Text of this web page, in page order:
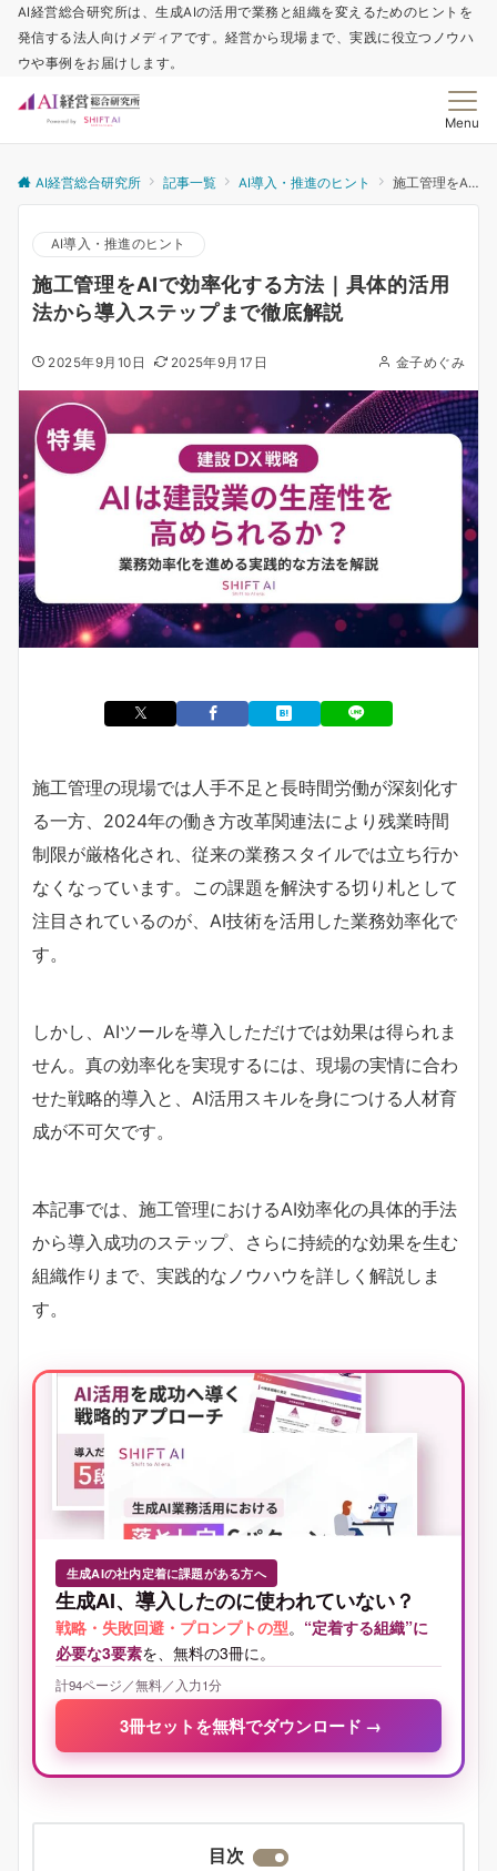
AI経営総合研究所は、生成AIの活用で業務と組織を変えるためのヒントを
発信する法人向けメディアです。経営から現場まで、実践に役立つノウハ
ウや事例をお届けします。
Menu
AI経営総合研究所 記事一覧 AI導入・推進のヒント 施工管理をAIで効率化する方法｜具体的活用法から導入ステップまで徹底解説
AI導入・推進のヒント
施工管理をAIで効率化する方法｜具体的活用
法から導入ステップまで徹底解説
2025年9月10日 2025年9月17日 金子めぐみ
施工管理の現場では人手不足と長時間労働が深刻化す
る一方、2024年の働き方改革関連法により残業時間
制限が厳格化され、従来の業務スタイルでは立ち行か
なくなっています。この課題を解決する切り札として
注目されているのが、AI技術を活用した業務効率化で
す。
しかし、AIツールを導入しただけでは効果は得られま
せん。真の効率化を実現するには、現場の実情に合わ
せた戦略的導入と、AI活用スキルを身につける人材育
成が不可欠です。
本記事では、施工管理におけるAI効率化の具体的手法
から導入成功のステップ、さらに持続的な効果を生む
組織作りまで、実践的なノウハウを詳しく解説しま
す。
生成AIの社内定着に課題がある方へ
生成AI、導入したのに使われていない？
戦略・失敗回避・プロンプトの型。 “定着する組織”に
必要な3要素を、無料の3冊に。
計94ページ／無料／入力1分
3冊セットを無料でダウンロード →
目次